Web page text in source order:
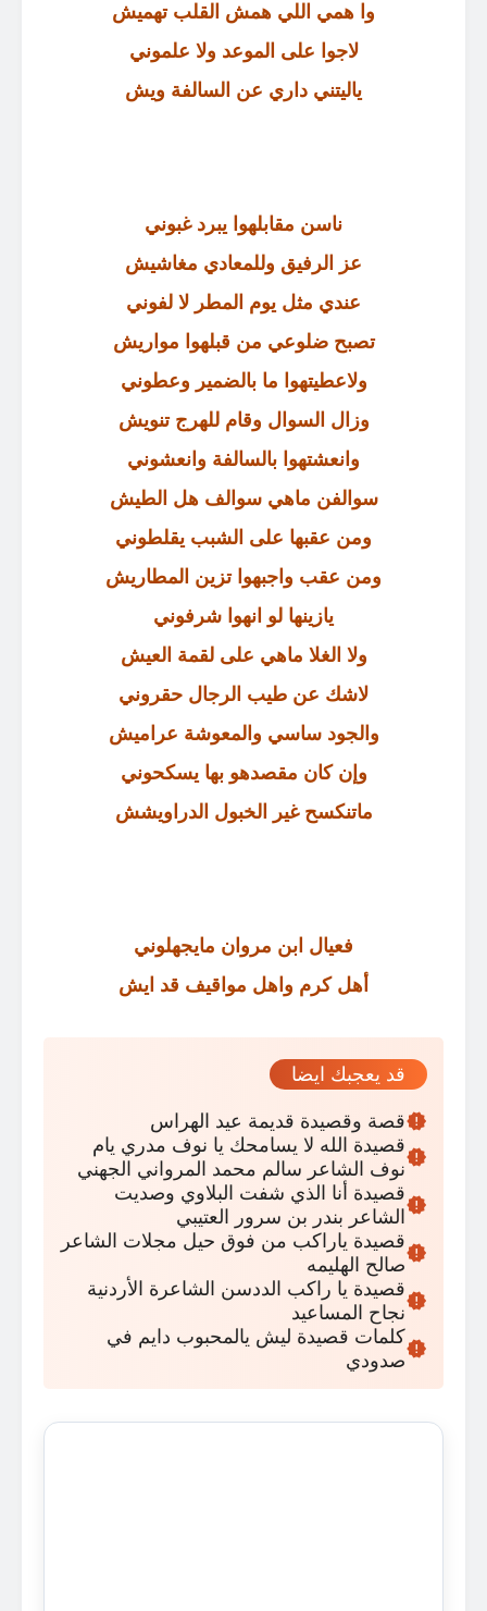
وا همي اللي همش القلب تهميش
لاجوا على الموعد ولا علموني
ياليتني داري عن السالفة ويش
ناسن مقابلهوا يبرد غبوني
عز الرفيق وللمعادي مغاشيش
عندي مثل يوم المطر لا لفوني
تصبح ضلوعي من قبلهوا مواريش
ولاعطيتهوا ما بالضمير وعطوني
وزال السوال وقام للهرج تنويش
وانعشتهوا بالسالفة وانعشوني
سوالفن ماهي سوالف هل الطيش
ومن عقبها على الشبب يقلطوني
ومن عقب واجبهوا تزين المطاريش
يازينها لو انهوا شرفوني
ولا الغلا ماهي على لقمة العيش
لاشك عن طيب الرجال حقروني
والجود ساسي والمعوشة عراميش
وإن كان مقصدهو بها يسكحوني
ماتنكسح غير الخبول الدراويشش
فعيال ابن مروان مايجهلوني
أهل كرم واهل مواقيف قد ايش
قد يعجبك ايضا
قصة وقصيدة قديمة عيد الهراس
قصيدة الله لا يسامحك يا نوف مدري يام
نوف الشاعر سالم محمد المرواني الجهني
قصيدة أنا الذي شفت البلاوي وصديت
الشاعر بندر بن سرور العتيبي
قصيدة ياراكب من فوق حيل مجلات الشاعر
صالح الهليمه
قصيدة يا راكب الددسن الشاعرة الأردنية
نجاح المساعيد
كلمات قصيدة ليش يالمحبوب دايم في
صدودي